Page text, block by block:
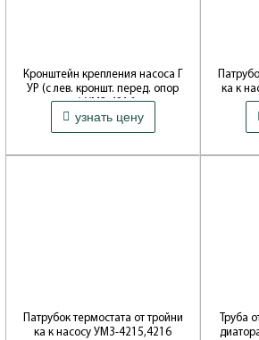
Кронштейн крепления насоса Г
УР (с лев. кроншт. перед. опор
ы) УМЗ-4216
Производитель: ОАО Волжские
моторы
узнать цену
ка к
Патрубок термостата от тройни
ка к насосу УМЗ-4215,4216
Труба